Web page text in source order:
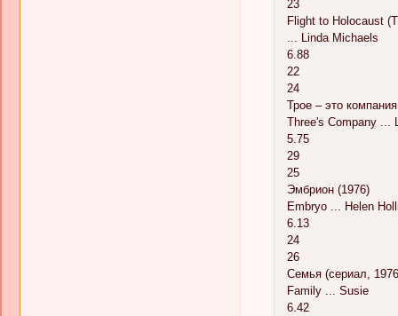
23
Flight to Holocaust
... Linda Michaels
6.88
22
24
Трое – это
Three's Company ...
5.75
29
25
Эмбрион (1976)
Embryo ... Helen
6.13
24
26
Семья (сериал,
Family ... Susie
6.42